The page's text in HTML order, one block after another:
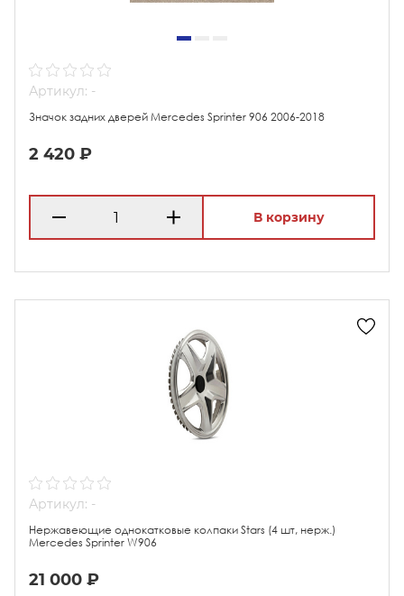
Артикул: -
Значок задних дверей Mercedes Sprinter 906 2006-2018
2 420 ₽
В корзину
Артикул: -
Нержавеющие однокатковые колпаки Stars (4 шт, нерж.)
Mercedes Sprinter W906
21 000 ₽